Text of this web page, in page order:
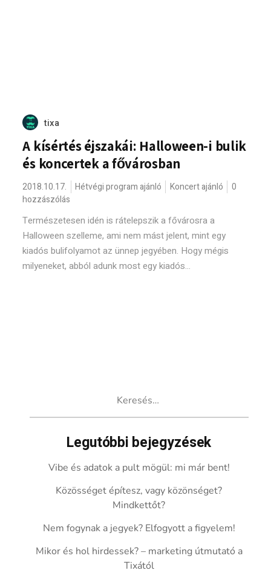
tixa
A kísértés éjszakái: Halloween-i bulik
és koncertek a fővárosban
2018.10.17. Hétvégi program ajánló Koncert ajánló
0
hozzászólás
Természetesen idén is rátelepszik a fővárosra a
Halloween szelleme, ami nem mást jelent, mint egy
kiadós bulifolyamot az ünnep jegyében. Hogy mégis
milyeneket, abból adunk most egy kiadós...
Legutóbbi bejegyzések
Vibe és adatok a pult mögül: mi már bent!
Közösséget építesz, vagy közönséget?
Mindkettőt?
Nem fogynak a jegyek? Elfogyott a figyelem!
Mikor és hol hirdessek? – marketing útmutató a
Tixától